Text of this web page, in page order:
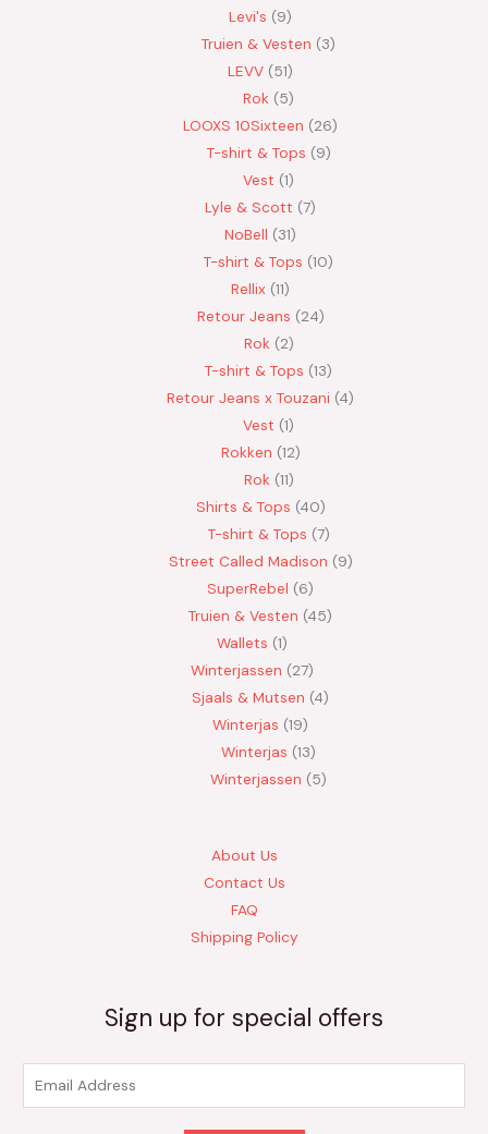
Levi's
9
Truien & Vesten
3
LEVV 51
Rok
5
LOOXS 10Sixteen
26
T-shirt & Tops 9
Vest 1
Lyle & Scott 7
NoBell
31
T-shirt & Tops 10
Rellix 11
Retour Jeans 24
Rok 2
T-shirt & Tops 13
Retour Jeans x Touzani 4
Vest 1
Rokken 12
Rok 11
Shirts & Tops 40
T-shirt & Tops 7
Street Called Madison 9
SuperRebel
6
Truien & Vesten 45
Wallets 1
Winterjassen
27
Sjaals & Mutsen 4
Winterjas 19
Winterjas 13
Winterjassen
5
About Us
Contact Us
FAQ
Shipping Policy
Sign up for special offers
m